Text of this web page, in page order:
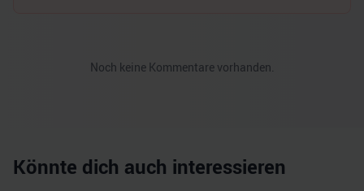
Noch keine Kommentare vorhanden.
Könnte dich auch interessieren